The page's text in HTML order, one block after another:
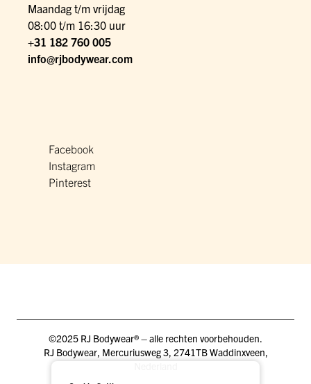
Maandag t/m vrijdag
08:00 t/m 16:30 uur
+31 182 760 005
info@rjbodywear.com
Facebook
Instagram
Pinterest
©2025 RJ Bodywear® – alle rechten voorbehouden.
RJ Bodywear, Mercuriusweg 3, 2741TB Waddinxveen,